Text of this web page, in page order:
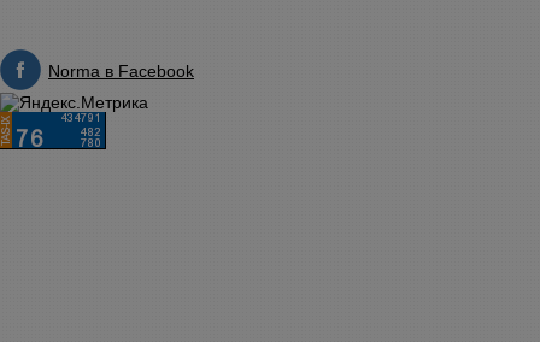
Norma в Facebook